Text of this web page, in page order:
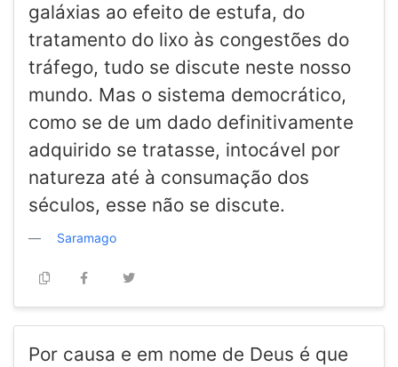
galáxias ao efeito de estufa, do
tratamento do lixo às congestões do
tráfego, tudo se discute neste nosso
mundo. Mas o sistema democrático,
como se de um dado definitivamente
adquirido se tratasse, intocável por
natureza até à consumação dos
séculos, esse não se discute.
Saramago
Por causa e em nome de Deus é que